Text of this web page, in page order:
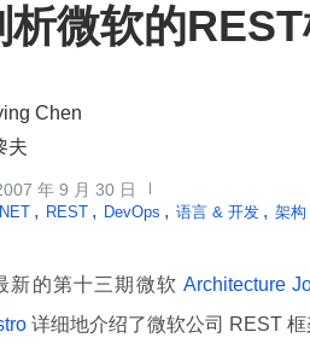
析微软的
Chen
夫
年 9 月 30 日
REST DevOps 语言 & 开发 架构
新的第十三期微软 Architecture
详细地介绍了微软公司 REST